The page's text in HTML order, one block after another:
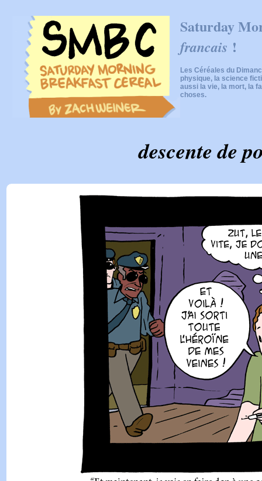
Saturday
francais !
Les Céréales du
physique, la science
aussi la vie, la mort, la
choses.
descente de